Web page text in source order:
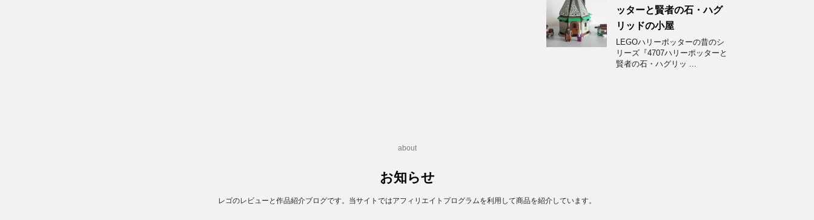
ッターと賢者の石・ハグ
リッドの小屋
LEGOハリーポッターの昔のシ
リーズ『4707ハリーポッターと
賢者の石・ハグリッ ...
about
お知らせ
レゴのレビューと作品紹介ブログです。当サイトではアフィリエイトプログラムを利用して商品を紹介しています。